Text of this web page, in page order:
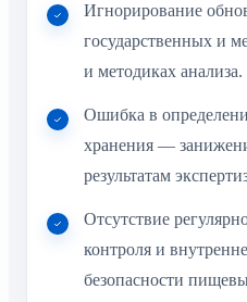
Игнорирование
государственных и
и методиках анализа.
Ошибка в
хранения —
результатам
Отсутствие
контроля и
безопасности